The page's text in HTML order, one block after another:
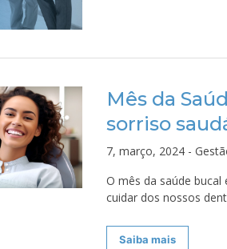
Mês da
sorriso
7, março, 2024 -
O mês da saúde
cuidar dos nossos
Saiba mais